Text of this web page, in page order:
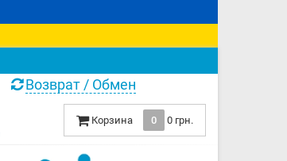
Возврат / Обмен
Корзина 0 0 грн.